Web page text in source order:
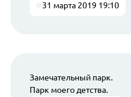
31 марта 2019 19:10
Замечательный парк.
Парк моего детства.